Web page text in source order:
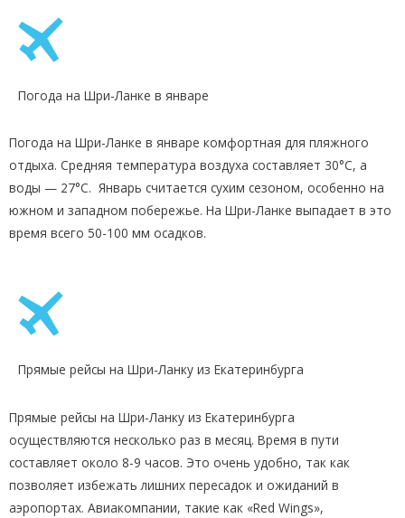
Погода на Шри-Ланке в январе
Погода на Шри-Ланке в январе комфортная для пляжного
отдыха. Средняя температура воздуха составляет 30°C, а
воды — 27°C. Январь считается сухим сезоном, особенно на
южном и западном побережье. На Шри-Ланке выпадает в это
время всего 50-100 мм осадков.
Прямые рейсы на Шри-Ланку из Екатеринбурга
Прямые рейсы на Шри-Ланку из Екатеринбурга
осуществляются несколько раз в месяц. Время в пути
составляет около 8-9 часов. Это очень удобно, так как
позволяет избежать лишних пересадок и ожиданий в
аэропортах. Авиакомпании, такие как «Red Wings»,